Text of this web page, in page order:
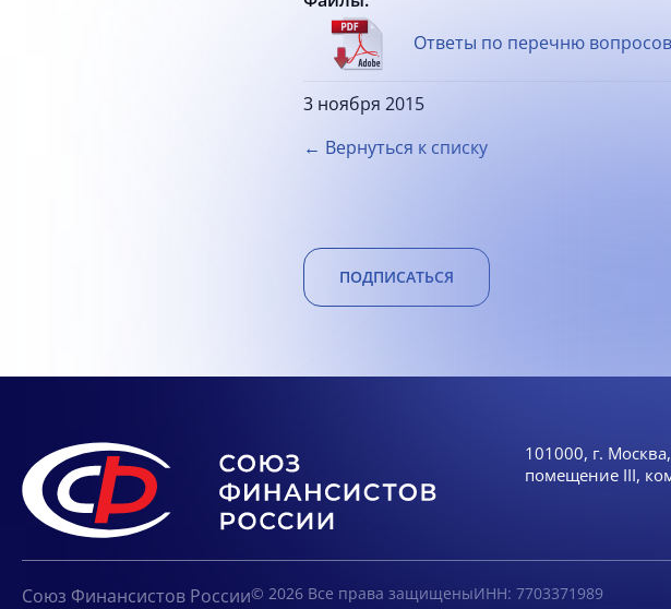
Ответы по перечню
3 ноября 2015
← Вернуться к списку
ПОДПИСАТЬСЯ
101000, г.
помещение III,
Союз Финансистов России© 2026 Все права защищеныИНН: 7703371989